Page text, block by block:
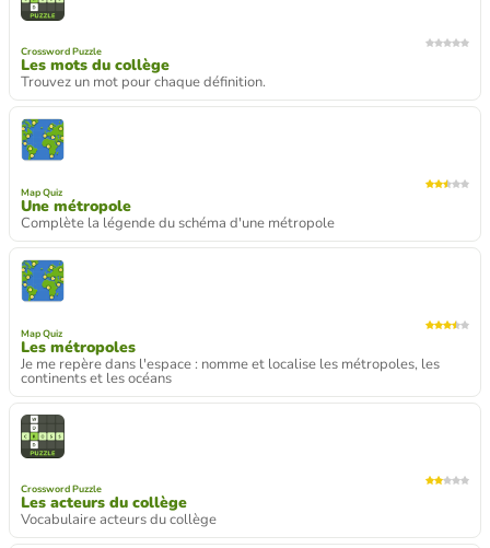
Crossword Puzzle
Les mots du collège
Trouvez un mot pour chaque définition.
Map Quiz
Une métropole
Complète la légende du schéma d'une métropole
Map Quiz
Les métropoles
Je me repère dans l'espace : nomme et localise les métropoles, les
continents et les océans
Crossword Puzzle
Les acteurs du collège
Vocabulaire acteurs du collège